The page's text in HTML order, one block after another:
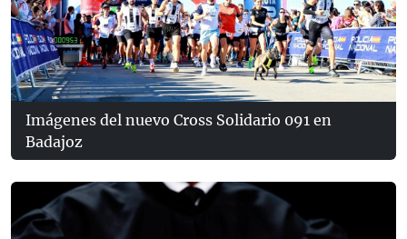
Imágenes del nuevo Cross Solidario 091 en
Badajoz